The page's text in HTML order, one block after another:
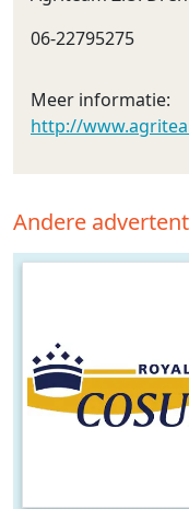
06-22795275
Meer informatie:
http://
Andere